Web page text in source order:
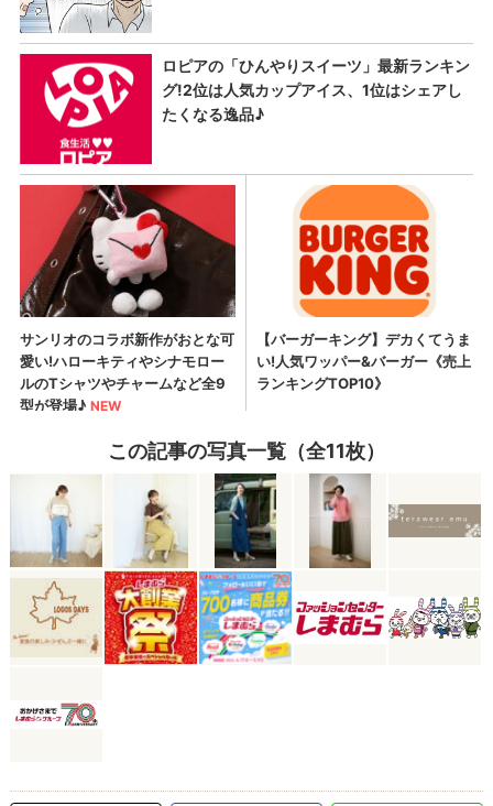
この記事の写真一覧（全11枚）